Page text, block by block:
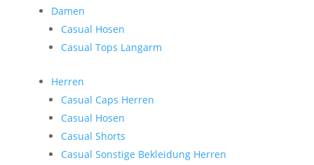
Damen
Casual Hosen
Casual Tops Langarm
Herren
Casual Caps Herren
Casual Hosen
Casual Shorts
Casual Sonstige Bekleidung Herren